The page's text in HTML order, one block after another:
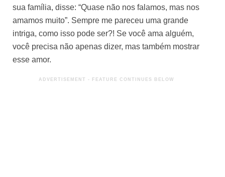
sua família, disse: “Quase não nos falamos, mas nos
amamos muito”. Sempre me pareceu uma grande
intriga, como isso pode ser?! Se você ama alguém,
você precisa não apenas dizer, mas também mostrar
esse amor.